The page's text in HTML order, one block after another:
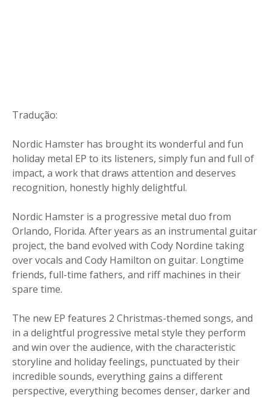
Tradução:
Nordic Hamster has brought its wonderful and fun
holiday metal EP to its listeners, simply fun and full of
impact, a work that draws attention and deserves
recognition, honestly highly delightful.
Nordic Hamster is a progressive metal duo from
Orlando, Florida. After years as an instrumental guitar
project, the band evolved with Cody Nordine taking
over vocals and Cody Hamilton on guitar. Longtime
friends, full-time fathers, and riff machines in their
spare time.
The new EP features 2 Christmas-themed songs, and
in a delightful progressive metal style they perform
and win over the audience, with the characteristic
storyline and holiday feelings, punctuated by their
incredible sounds, everything gains a different
perspective, everything becomes denser, darker and